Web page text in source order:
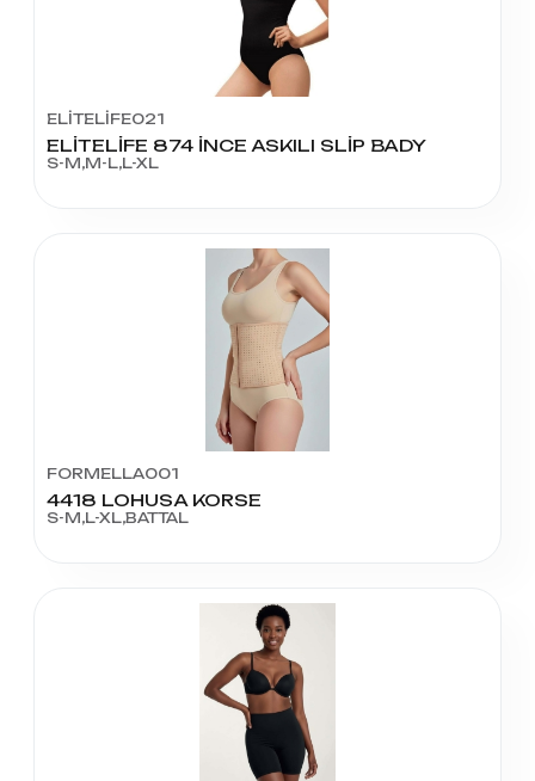
ELİTELİFE021
ELİTELİFE 874 İNCE ASKILI SLİP BADY
S-M,M-L,L-XL
FORMELLA001
4418 LOHUSA KORSE
S-M,L-XL,BATTAL